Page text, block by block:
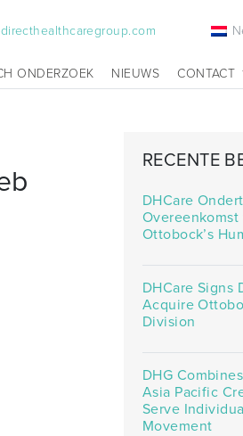
ONDERZOEK NIEUWS CONTACT
RECENTE
DHCare
Overeenkomst
Ottobock’s
DHCare
Acquire
Division
DHG
Asia Pacific
Serve
Movement